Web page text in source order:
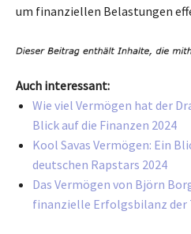
um finanziellen Belastungen
Auch interessant:
Wie viel Vermögen hat der
Blick auf die Finanzen 2024
Kool Savas Vermögen: Ein
deutschen Rapstars 2024
Das Vermögen von Björn
finanzielle Erfolgsbilanz der